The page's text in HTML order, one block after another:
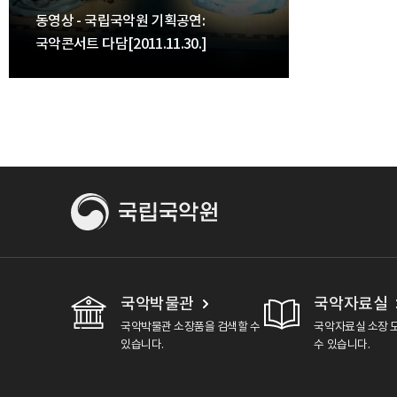
동영상 - 국립국악원 기획공연:
국악콘서트 다담[2011.11.30.]
국악박물관
국악박물관 소장품을 검색할 수
있습니다.
국악자료실
국악자료실 소장
수 있습니다.